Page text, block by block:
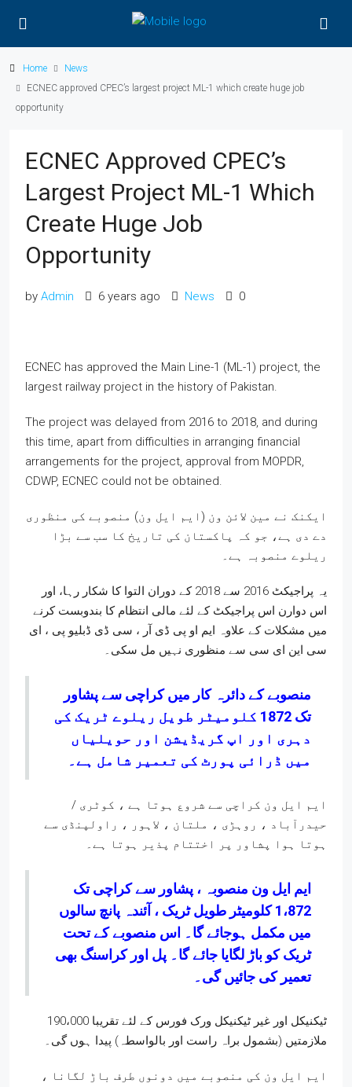
Home
News
ECNEC approved CPEC’s largest project ML-1 which create huge job
opportunity
ECNEC Approved CPEC’s
Largest Project ML-1 Which
Create Huge Job
Opportunity
by Admin 6 years ago News 0
ECNEC has approved the Main Line-1 (ML-1) project, the
largest railway project in the history of Pakistan.
The project was delayed from 2016 to 2018, and during
this time, apart from difficulties in arranging financial
arrangements for the project, approval from MOPDR,
CDWP, ECNEC could not be obtained.
ایکنک نے مین لائن ون (ایم ایل ون) منصوبے کی منظوری
دے دی ہے، جو کہ پاکستان کی تاریخ کا سب سے بڑا
ریلوے منصوبہ ہے۔
یہ پراجیکٹ 2016 سے 2018 کے دوران التوا کا شکار رہا، اور
اس دوارن اس پراجیکٹ کے لئے مالی انتظام کا بندوبست کرنے
میں مشکلات کے علاوہ ایم او پی ڈی آر ، سی ڈی ڈبلیو پی ، ای
سی این ای سی سے منظوری نہیں مل سکی۔
منصوبے کے دائرہ کار میں کراچی سے پشاور
تک 1872 کلومیٹر طویل ریلوے ٹریک کی
دہری اور اپ گریڈیشن اور حویلیاں
میں ڈرائی پورٹ کی تعمیر شامل ہے۔
ایم ایل ون کراچی سے شروع ہوتا ہے ، کوٹری /
حیدرآباد ، روہڑی ، ملتان ، لاہور ، راولپنڈی سے
ہوتا ہوا پشاور پر اختتام پذیر ہوتا ہے۔
ایم ایل ون منصوبہ ، پشاور سے کراچی تک
1،872 کلومیٹر طویل ٹریک ، آئندہ پانچ سالوں
میں مکمل ہوجائے گا۔ اس منصوبے کے تحت
ٹریک کو باڑ لگایا جائے گا۔ پل اور کراسنگ بھی
تعمیر کی جائیں گی۔
ٹیکنیکل اور غیر ٹیکنیکل ورک فورس کے لئے تقریبا 190،000
ملازمتیں (بشمول براہ راست اور بالواسطہ) پیدا ہوں گی۔
ایم ایل ون کی منصوبے میں دونوں طرف باڑ لگانا ،